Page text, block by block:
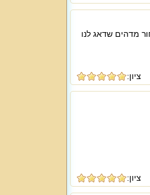
מדהים שדאג לנו
ציון:
ציון: